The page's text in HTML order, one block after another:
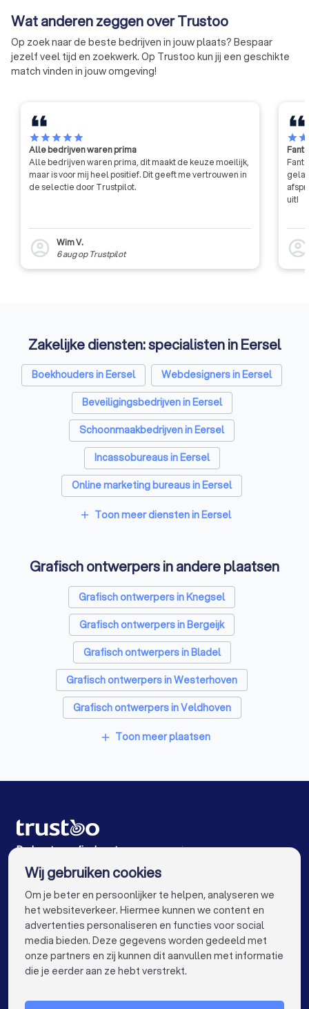
gedragscode van
betekent dat ze
eigen gang kunnen
moeten voldoen
Wat anderen zeggen over Trustoo
Op zoek naar de beste bedrijven in jouw plaats? Bespaar
jezelf veel tijd en zoekwerk. Op Trustoo kun jij een geschikte
match vinden in jouw omgeving!
starstarstarstarstar
Alle bedrijven waren prima
Alle bedrijven waren prima, dit maakt de keuze moeilijk,
maar is voor mij heel positief. Dit geeft me vertrouwen in
de selectie door Trustpilot.
account_circle
Wim V.
6 augop Trustpilot
starstar
uit!
account_circle
Zakelijke diensten: specialisten in Eersel
Boekhouders in Eersel
Webdesigners in Eersel
Beveiligingsbedrijven in Eersel
Schoonmaakbedrijven in Eersel
Incassobureaus in Eersel
Online marketing bureaus in Eersel
Tekstschrijvers in Eersel
Vertaalbureaus in Eersel
Reclamebureaus in Eersel
Accountants in Eersel
add Toon meer diensten in Eersel
Grafisch ontwerpers in andere plaatsen
Grafisch ontwerpers in Knegsel
Grafisch ontwerpers in Bergeijk
Grafisch ontwerpers in Bladel
Grafisch ontwerpers in Westerhoven
Grafisch ontwerpers in Veldhoven
Grafisch ontwerpers in Valkenswaard
Grafisch ontwerpers in Best
Grafisch ontwerpers in Amsterdam
Grafisch ontwerpers in Rotterdam
Grafisch ontwerpers in Den Haag
Grafisch ontwerpers in Utrecht
add Toon meer plaatsen
De beste grafisch ontwerpers voor jou
VOOR PARTICULIEREN keyboard_arrow_down
Wij gebruiken cookies
Om je beter en persoonlijker te helpen, analyseren we
het websiteverkeer. Hiermee kunnen we content en
advertenties personaliseren en functies voor social
media bieden. Deze gegevens worden gedeeld met
onze partners en zij kunnen dit aanvullen met informatie
die je eerder aan ze hebt verstrekt.